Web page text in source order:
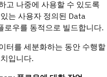
고 나중에 사용할 수 있도록
는 사용자 정의된 Data
로우를 동적으로 빌드합니다.
터를 세분화하는 동안 수행할
입니다.